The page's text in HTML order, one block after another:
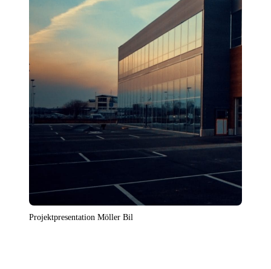
Projektpresentation Möller Bil